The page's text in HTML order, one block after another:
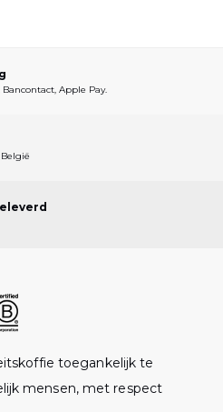
Bancontact, Apple Pay.
toegankelijk te
mensen, met respect